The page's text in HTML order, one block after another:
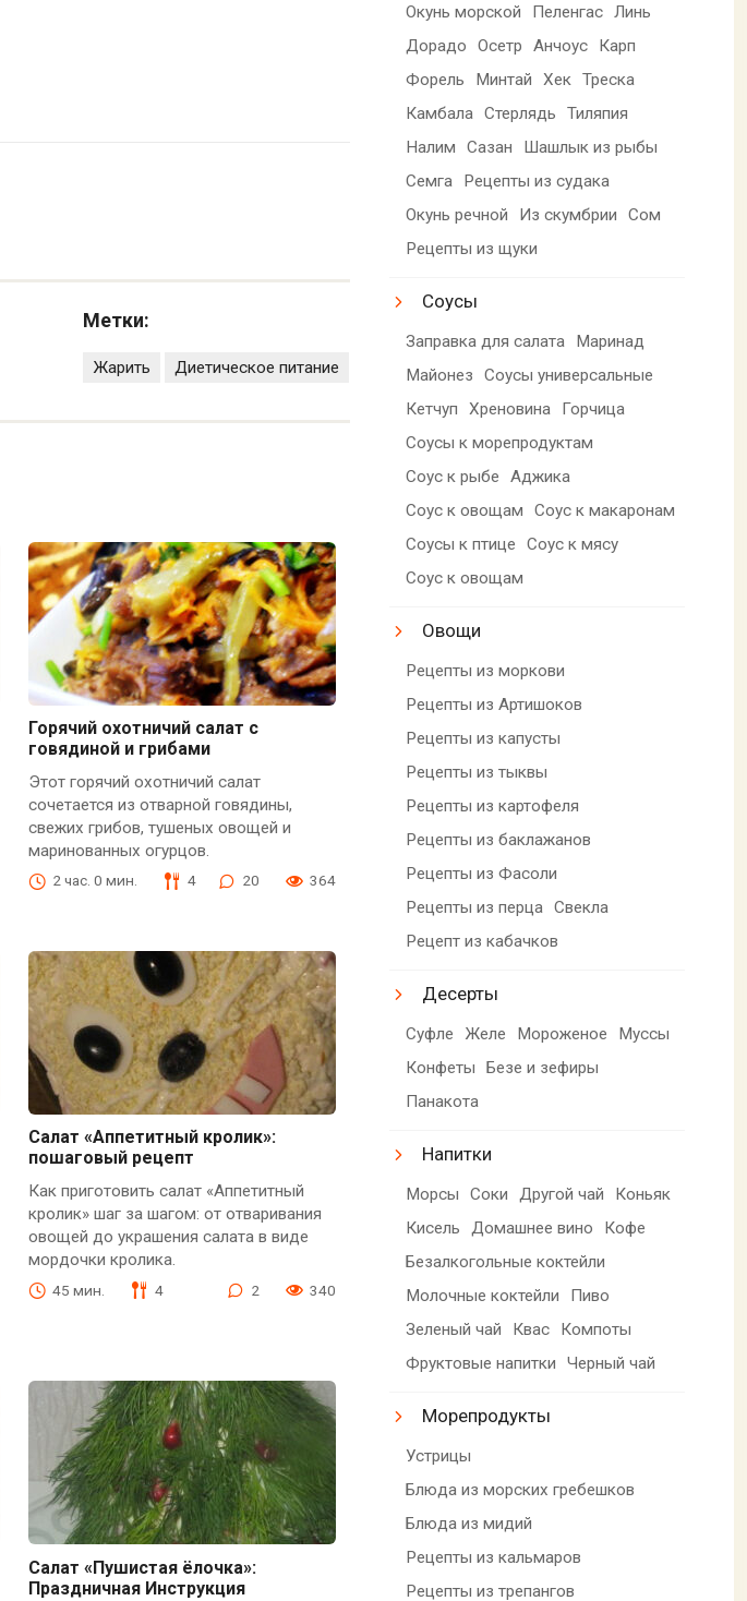
Метки:
Жарить Диетическое питание
Горячий охотничий салат с
говядиной и грибами
Этот горячий охотничий салат
сочетается из отварной говядины,
свежих грибов, тушеных овощей и
маринованных огурцов.
2 час. 0 мин. 4 20 364
Салат «Аппетитный кролик»:
пошаговый рецепт
Как приготовить салат «Аппетитный
кролик» шаг за шагом: от отваривания
овощей до украшения салата в виде
мордочки кролика.
45 мин. 4 2 340
Салат «Пушистая ёлочка»:
Праздничная Инструкция
Окунь морской
Пеленгас Линь
Дорадо
Осетр Анчоус
Карп
Форель
Минтай Хек Треска
Камбала Стерлядь
Тиляпия
Налим
Сазан
Шашлык из рыбы
Семга
Рецепты из судака
Окунь речной
Из скумбрии
Сом
Рецепты из щуки
Соусы
Заправка для салата
Маринад
Майонез
Соусы универсальные
Кетчуп
Хреновина
Горчица
Соусы к морепродуктам
Соус к рыбе
Аджика
Соус к овощам
Соус к макаронам
Соусы к птице
Соус к мясу
Соус к овощам
Овощи
Рецепты из моркови
Рецепты из Артишоков
Рецепты из капусты
Рецепты из тыквы
Рецепты из картофеля
Рецепты из баклажанов
Рецепты из Фасоли
Рецепты из перца Свекла
Рецепт из кабачков
Десерты
Суфле Желе Мороженое
Муссы
Конфеты
Безе и зефиры
Панакота
Напитки
Морсы Соки Другой чай
Коньяк
Кисель
Домашнее вино
Кофе
Безалкогольные коктейли
Молочные коктейли
Пиво
Зеленый чай
Квас
Компоты
Фруктовые напитки
Черный чай
Морепродукты
Устрицы
Блюда из морских гребешков
Блюда из мидий
Рецепты из кальмаров
Рецепты из трепангов